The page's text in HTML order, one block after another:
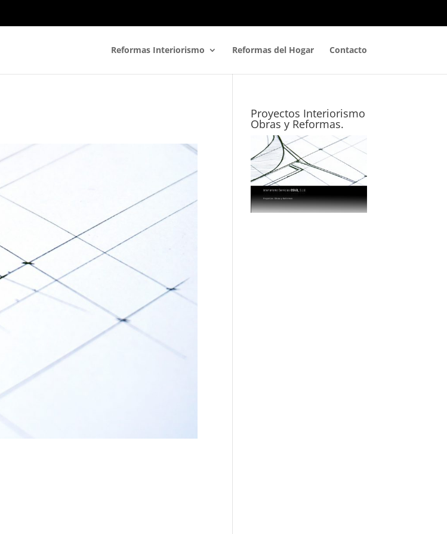
Reformas Interiorismo Reformas del Hogar Contacto
Proyectos Interiorismo
Obras y Reformas.